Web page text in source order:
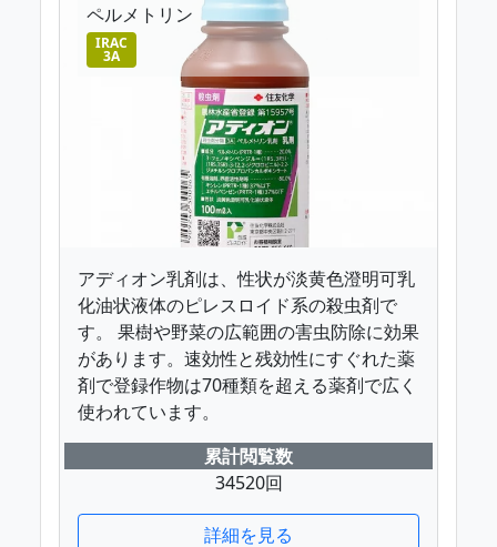
ペルメトリン
IRAC
3A
アディオン乳剤は、性状が淡黄色澄明可乳
化油状液体のピレスロイド系の殺虫剤で
す。 果樹や野菜の広範囲の害虫防除に効果
があります。速効性と残効性にすぐれた薬
剤で登録作物は70種類を超える薬剤で広く
使われています。
累計閲覧数
34520回
詳細を見る